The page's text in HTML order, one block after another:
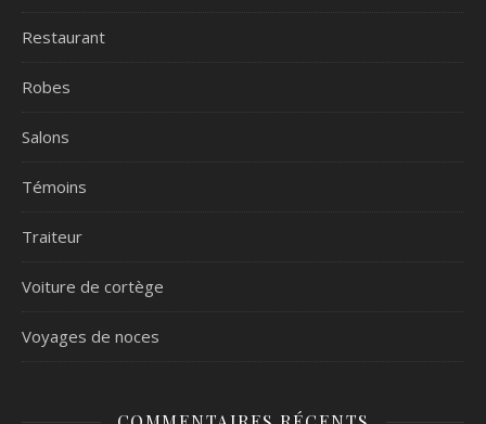
Restaurant
Robes
Salons
Témoins
Traiteur
Voiture de cortège
Voyages de noces